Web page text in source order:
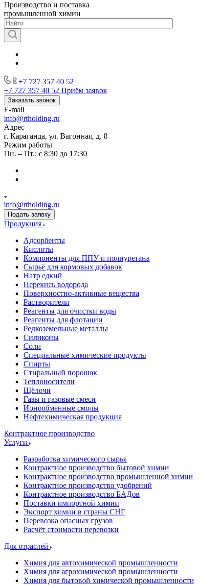
Производство и поставка
промышленной химии
+7 727 357 40 52
+7 727 357 40 52 Приём заявок
Заказать звонок
E-mail
info@rtholding.ru
Адрес
г. Караганда, ул. Вагонная, д. 8
Режим работы
Пн. – Пт.: с 8:30 до 17:30
info@rtholding.ru
Подать заявку
Продукция
Адсорбенты
Кислоты
Компоненты для ППУ и полиуретана
Сырьё для кормовых добавок
Натр едкий
Перекись водорода
Поверхностно-активные вещества
Растворители
Реагенты для очистки воды
Реагенты для флотации
Редкоземельные металлы
Силиконы
Соли
Специальные химические продукты
Спирты
Стиральный порошок
Теплоносители
Щёлочи
Газы и газовые смеси
Ионообменные смолы
Нефтехимическая продукция
Контрактное производство
Услуги
Разработка химического сырья
Контрактное производство бытовой химии
Контрактное производство промышленной химии
Контрактное производство удобрений
Контрактное производство БАДов
Поставки импортной химии
Экспорт химии в страны СНГ
Перевозка опасных грузов
Расчёт стоимости перевозки
Для отраслей
Химия для автохимической промышленности
Химия для агрохимической промышленности
Химия для бытовой химической промышленности